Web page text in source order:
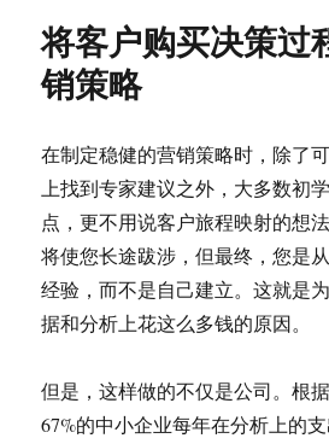
将客户购买决策过
销策略
在制定稳健的营销策略时，除了
上找到专家建议之外，大多数初
点，更不用说客户旅程映射的想
将使您长途跋涉，但最终，您是
经验，而不是自己建立。这就是
据和分析上花这么多钱的原因。
但是，这样做的不仅是公司。根据
67%的中小企业每年在分析上的支